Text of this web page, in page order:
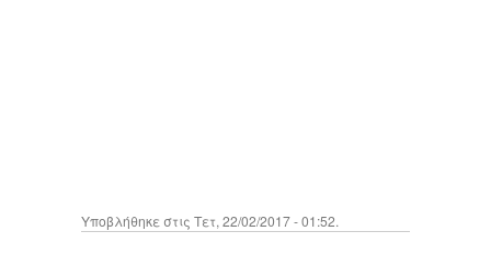
Υποβλήθηκε στις Τετ, 22/02/2017 - 01:52.